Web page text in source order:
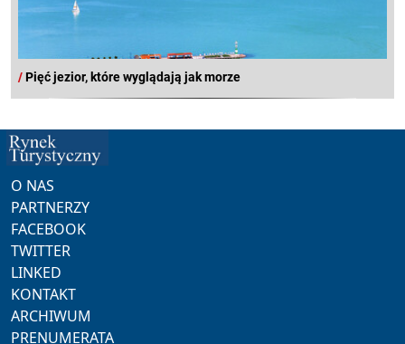
/Pięć jezior, które wyglądają jak morze
O NAS
PARTNERZY
FACEBOOK
TWITTER
LINKED
KONTAKT
ARCHIWUM
PRENUMERATA